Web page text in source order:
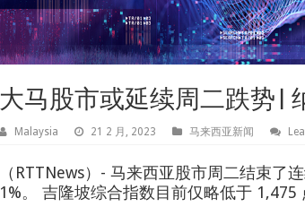
大马股市或延续周二跌势|
Malaysia 21 2 月, 2023 马来西亚新闻
（RTTNews）- 马来西亚股市周二结束了
1%。 吉隆坡综合指数目前仅略低于 1,475